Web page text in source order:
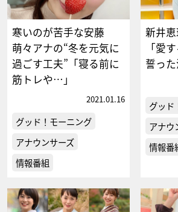
寒いのが苦手な安藤
萌々アナの“冬を元気に
過ごす工夫”「寝る前に
筋トレや…」
2021.01.16
グッド！モーニング
アナウンサーズ
情報番組
新井
「愛
誓っ
グッド
アナウ
情報番